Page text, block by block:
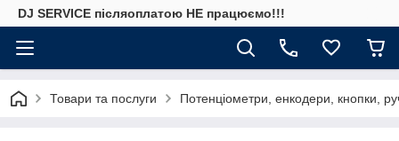
DJ SERVICE пiсляоплатою НЕ працюємо!!!
Товари та послуги Потенціометри, енкодери, кнопки,